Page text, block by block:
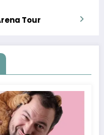
Tour